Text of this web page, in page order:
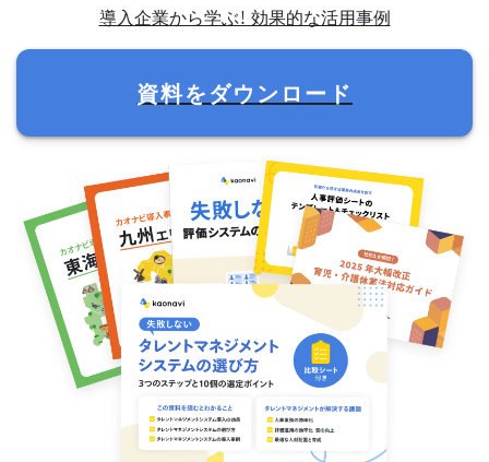
導入企業から学ぶ！ 効果的な活用事例
資料をダウンロード